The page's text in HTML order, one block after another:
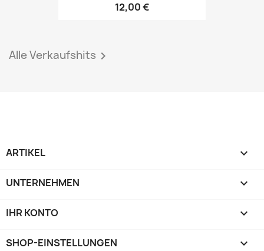
12,00 €
Alle Verkaufshits 
ARTIKEL 
UNTERNEHMEN 
IHR KONTO 
SHOP-EINSTELLUNGEN keyboard_arrow_down